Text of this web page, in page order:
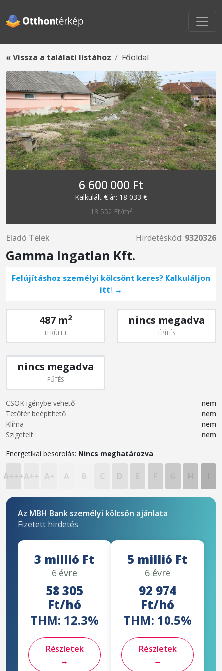
« Vissza a találati listához Főoldal
6 600 000 Ft
Kalkulált € ár: 18 033 €
13 552 Ft/m2
Eladó Telek Hirdetéskód: 9320326
Gamma Ingatlan Kft.
Felújításhoz személyi kölcsönt keres? Kalkuláljon
itt! →
487 m2
TERÜLET
nincs megadva
ÉPÍTÉS
nincs megadva
FŰTÉS
CSOK igénybe vehető
nem
Tetőtér beépíthető
nem
Klíma
nem
Szigetelt
nem
Energetikai besorolás: Nincs meghatározva
A+++A++ A+ A B C D
Az MBH Bank személyi kölcsön ajánlata
Fizetett hirdetés
3 millió Ft
6 évre
58 305
Ft/hó
THM: 12.3%
Részletek
→
5 millió Ft
6 évre
92 974
Ft/hó
THM: 10.5%
Részletek
→